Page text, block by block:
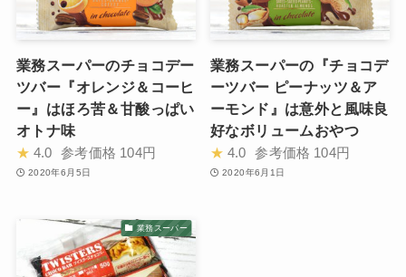
業務スーパーのチョコデー
ツバー『オレンジ＆コーヒ
ー』はほろ苦＆甘酸っぱい
オトナ味
★ 4.0 参考価格 104円
2020年6月5日
業務スーパーの『チョコデ
ーツバー ピーナッツ＆ア
ーモンド』は意外と風味良
好なボリュームおやつ
★ 4.0 参考価格 104円
2020年6月1日
業務スーパー